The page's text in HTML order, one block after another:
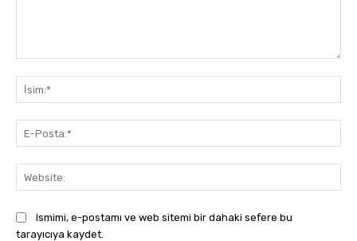
Ismimi, e-postamı ve web sitemi bir dahaki sefere bu
tarayıcıya kaydet.